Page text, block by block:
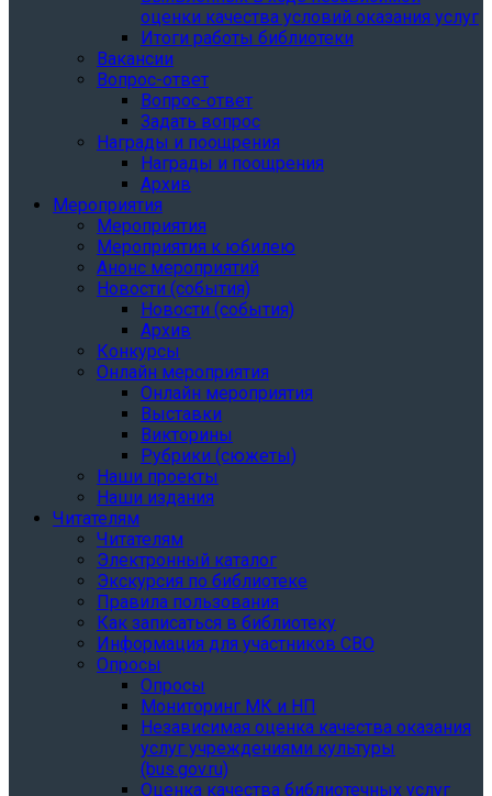
оценки качества условий оказания услуг
Итоги работы библиотеки
Вакансии
Вопрос-ответ
Вопрос-ответ
Задать вопрос
Награды и поощрения
Награды и поощрения
Архив
Мероприятия
Мероприятия
Мероприятия к юбилею
Анонс мероприятий
Новости (события)
Новости (события)
Архив
Конкурсы
Онлайн мероприятия
Онлайн мероприятия
Выставки
Викторины
Рубрики (сюжеты)
Наши проекты
Наши издания
Читателям
Читателям
Электронный каталог
Экскурсия по библиотеке
Правила пользования
Как записаться в библиотеку
Информация для участников СВО
Опросы
Опросы
Мониторинг МК и НП
Независимая оценка качества оказания
услуг учреждениями культуры
(bus.gov.ru)
Оценка качества библиотечных услуг